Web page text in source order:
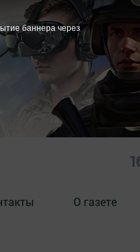
О газете
баннера через